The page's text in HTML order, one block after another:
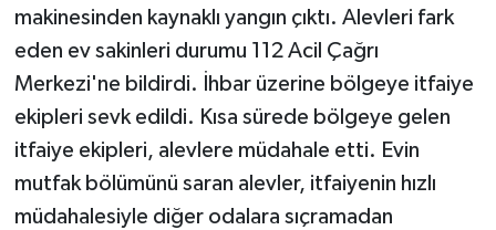
makinesinden kaynaklı yangın çıktı. Alevleri fark
eden ev sakinleri durumu 112 Acil Çağrı
Merkezi'ne bildirdi. İhbar üzerine bölgeye itfaiye
ekipleri sevk edildi. Kısa sürede bölgeye gelen
itfaiye ekipleri, alevlere müdahale etti. Evin
mutfak bölümünü saran alevler, itfaiyenin hızlı
müdahalesiyle diğer odalara sıçramadan
Spor
Vasıta
Vefat Haberleri